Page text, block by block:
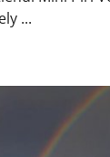
...